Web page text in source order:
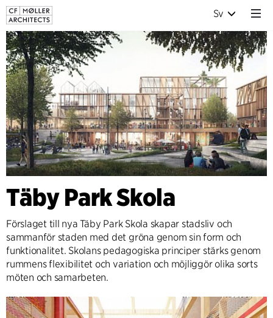
Sv
Täby Park Skola
Förslaget till nya Täby Park Skola skapar stadsliv och
sammanför staden med det gröna genom sin form och
funktionalitet. Skolans pedagogiska principer stärks genom
rummens flexibilitet och variation och möjliggör olika sorts
möten och samarbeten.